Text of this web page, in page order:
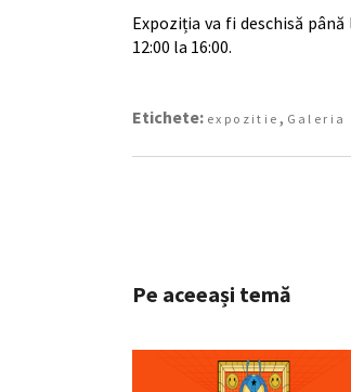
Expoziția va fi deschisă
12:00 la 16:00.
Etichete: expozitie , Galeria
Pe aceeași temă